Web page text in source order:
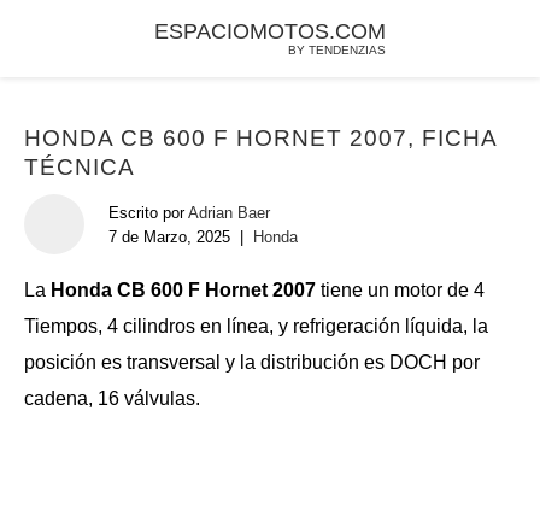
ESPACIOMOTOS.COM
BY TENDENZIAS
HONDA CB 600 F HORNET 2007, FICHA
TÉCNICA
Escrito porAdrian Baer
7 de Marzo, 2025 | Honda
La Honda CB 600 F Hornet 2007 tiene un motor de 4
Tiempos, 4 cilindros en línea, y refrigeración líquida, la
posición es transversal y la distribución es DOCH por
cadena, 16 válvulas.